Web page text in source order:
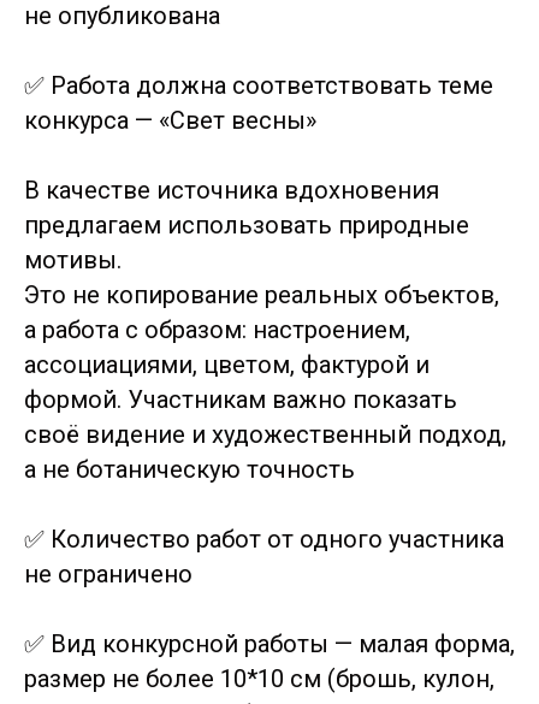
не опубликована
✅ Работа должна соответствовать теме
конкурса — «Свет весны»
В качестве источника вдохновения
предлагаем использовать природные
мотивы.
Это не копирование реальных объектов,
а работа с образом: настроением,
ассоциациями, цветом, фактурой и
формой. Участникам важно показать
своё видение и художественный подход,
а не ботаническую точность
✅ Количество работ от одного участника
не ограничено
✅ Вид конкурсной работы — малая форма,
размер не более 10*10 см (брошь, кулон,